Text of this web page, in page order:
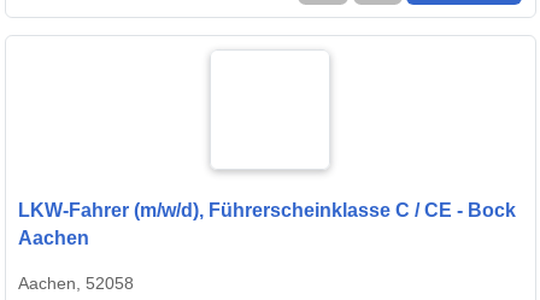
LKW-Fahrer (m/w/d), Führerscheinklasse C / CE - Bock
Aachen
Aachen, 52058